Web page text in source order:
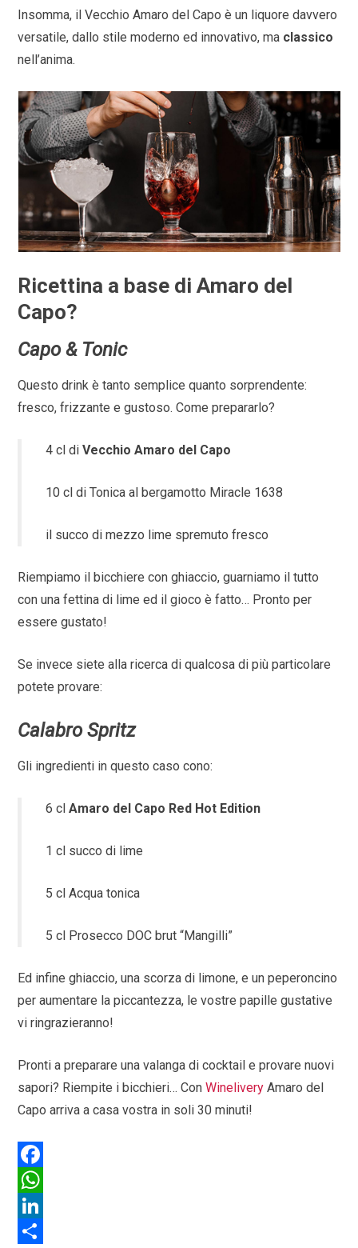
Insomma, il Vecchio Amaro del Capo è un liquore davvero
versatile, dallo stile moderno ed innovativo, ma classico
nell’anima.
Ricettina a base di Amaro del
Capo?
Capo & Tonic
Questo drink è tanto semplice quanto sorprendente:
fresco, frizzante e gustoso. Come prepararlo?
4 cl diVecchio Amaro del Capo
10 cl di Tonica al bergamotto Miracle 1638
il succo di mezzo lime spremuto fresco
Riempiamo il bicchiere con ghiaccio, guarniamo il tutto
con una fettina di lime ed il gioco è fatto… Pronto per
essere gustato!
Se invece siete alla ricerca di qualcosa di più particolare
potete provare:
Calabro Spritz
Gli ingredienti in questo caso cono:
6 clAmaro del Capo Red Hot Edition
1 cl succo di lime
5 cl Acqua tonica
5 cl Prosecco DOC brut “Mangilli”
Ed infine ghiaccio, una scorza di limone, e un peperoncino
per aumentare la piccantezza, le vostre papille gustative
vi ringrazieranno!
Pronti a preparare una valanga di cocktail e provare nuovi
sapori? Riempite i bicchieri… ConWinelivery Amaro del
Capo arriva a casa vostra in soli 30 minuti!
F
a
c
W
hL